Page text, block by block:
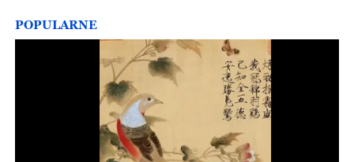
POPULARNE